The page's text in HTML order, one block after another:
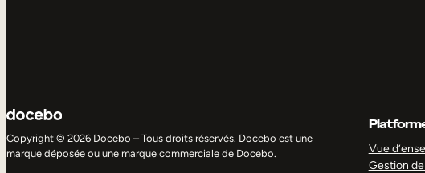
Copyright © 2026 Docebo – Tous droits réservés. Docebo est une
marque déposée ou une marque commerciale de Docebo.
Vue
Gestion